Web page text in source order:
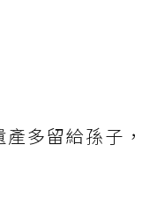
多留給孫子，